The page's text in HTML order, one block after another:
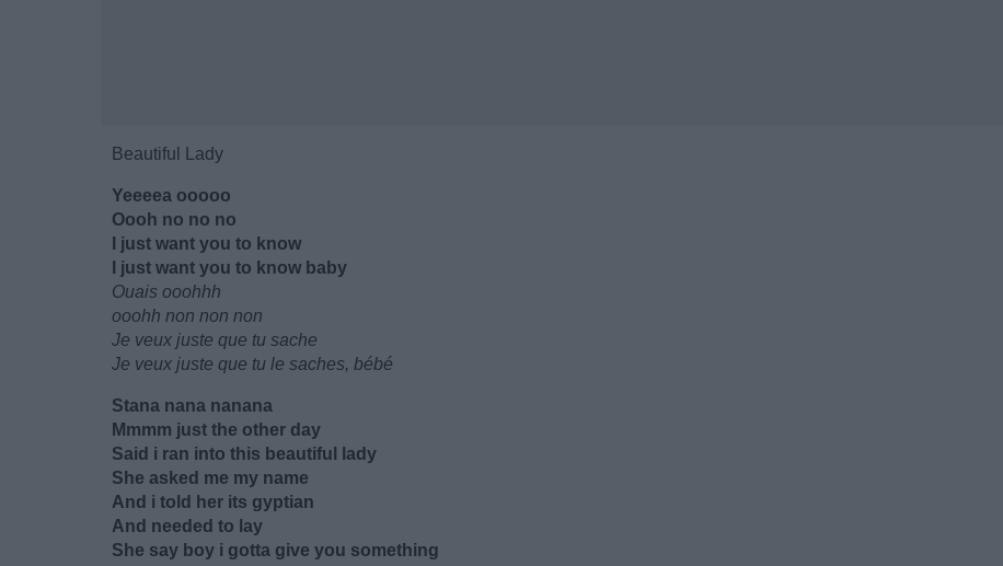
Beautiful Lady
Yeeeea ooooo
Oooh no no no
I just want you to know
I just want you to know baby
Ouais ooohhh
ooohh non non non
Je veux juste que tu sache
Je veux juste que tu le saches, bébé
Stana nana nanana
Mmmm just the other day
Said i ran into this beautiful lady
She asked me my name
And i told her its gyptian
And needed to lay
She say boy i gotta give you something